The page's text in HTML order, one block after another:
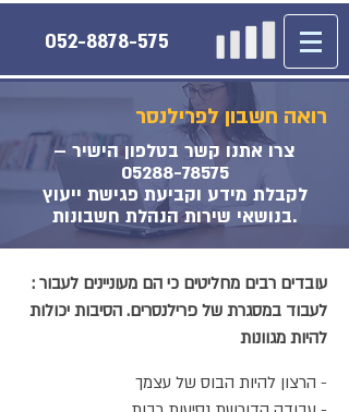
052-8878-575
רואה חשבון לפרילנסר
צרו אתנו קשר בטלפון הישיר –
05288-78575
לקבלת מידע וקביעת פגישת ייעוץ
בנושאי שירות הנהלת חשבונות.
: עובדים רבים מחליטים כי הם מעוניינים לעבור
לעבוד במסגרת של פרילנסרים. הסיבות יכולות
להיות מגוונות
הרצון להיות הבוס של עצמך -